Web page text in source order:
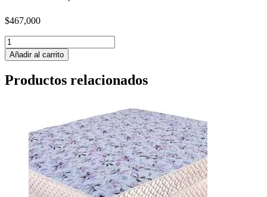
$467,000
Sommier
+
Colchón
Cannon
Espuma
90x190
cantidad
Añadir al carrito
Productos relacionados